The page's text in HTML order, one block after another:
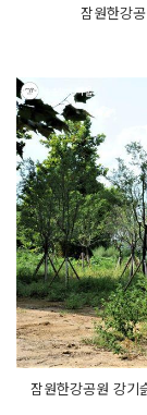
잠원한강
잠원한강공원 강기